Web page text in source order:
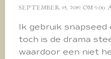
SEPTEMBER 15, 2019 OM 9:06
Ik gebruik snapseed
toch is de drama
waardoor een niet